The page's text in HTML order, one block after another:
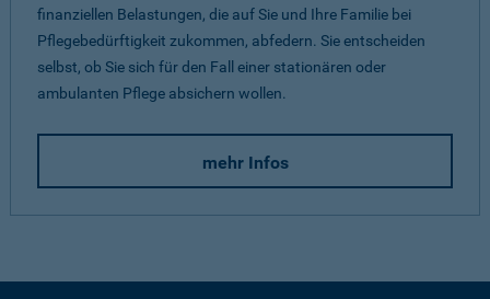
finanziellen Belastungen, die auf Sie und Ihre Familie bei
Pflegebedürftigkeit zukommen, abfedern. Sie entscheiden
selbst, ob Sie sich für den Fall einer stationären oder
ambulanten Pflege absichern wollen.
mehr Infos